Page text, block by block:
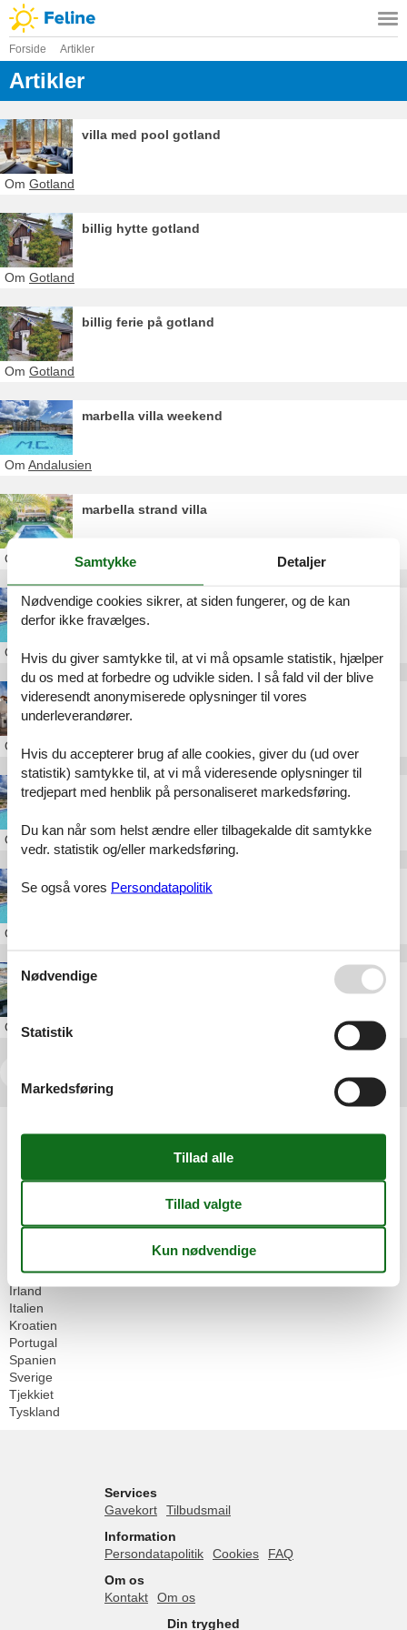
Forside Artikler
Artikler
villa med pool gotland
Om Gotland
billig hytte gotland
Om Gotland
billig ferie på gotland
Om Gotland
marbella villa weekend
Om Andalusien
marbella strand villa
Om Andalusien
marbella villa pool
Om Andalusien
villa marbella jacuzzi
Om Andalusien
villa marbella de luxe
Om Andalusien
luksus sommerhus marbella
Om
last minute villa marbella
OmAndalusien
Alle
Grækenland
Irland
Italien
Kroatien
Portugal
Spanien
Sverige
Tjekkiet
Tyskland
Services
Gavekort
Tilbudsmail
Information
Persondatapolitik
Cookies
FAQ
Om os
Kontakt
Om os
Din tryghed
Samtykke Detaljer
Nødvendige cookies sikrer, at siden fungerer, og de kan
derfor ikke fravælges.
Hvis du giver samtykke til, at vi må opsamle statistik, hjælper
du os med at forbedre og udvikle siden. I så fald vil der blive
videresendt anonymiserede oplysninger til vores
underleverandører.
Hvis du accepterer brug af alle cookies, giver du (ud over
statistik) samtykke til, at vi må videresende oplysninger til
tredjepart med henblik på personaliseret markedsføring.
Du kan når som helst ændre eller tilbagekalde dit samtykke
vedr. statistik og/eller markedsføring.
Se også vores Persondatapolitik
Nødvendige
Statistik
Markedsføring